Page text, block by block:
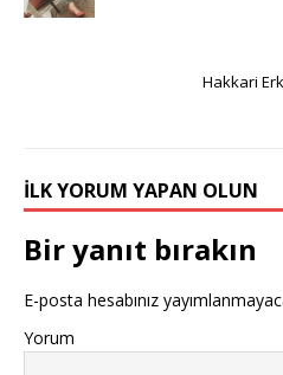
Hakkari
İLK YORUM YAPAN OLUN
Bir yanıt bırakın
E-posta hesabınız
Yorum